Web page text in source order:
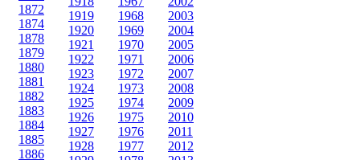
1872
1874
1878
1879
1880
1881
1882
1883
1884
1885
1886
1919
1920
1921
1922
1923
1924
1925
1926
1927
1928
1968
1969
1970
1971
1972
1973
1974
1975
1976
1977
2003
2004
2005
2006
2007
2008
2009
2010
2011
2012